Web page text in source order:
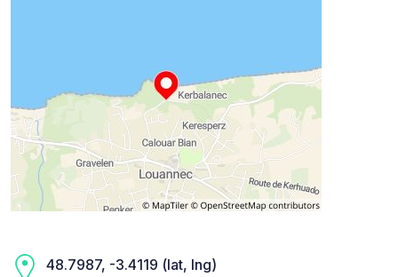
48.7987, -3.4119 (lat, lng)